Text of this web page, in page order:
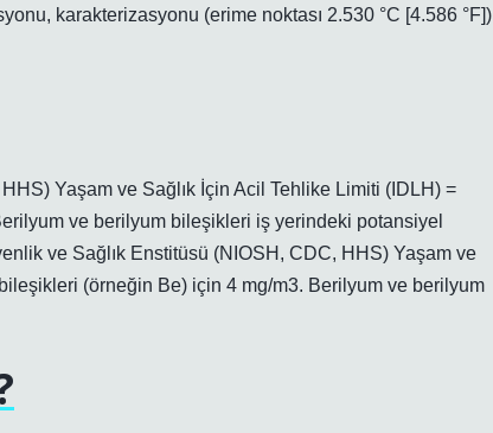
karakterizasyonu (erime noktası 2.530 °C [4.586 °F])
Yaşam ve Sağlık İçin Acil Tehlike Limiti (IDLH) =
ve berilyum bileşikleri iş yerindeki potansiyel
ve Sağlık Enstitüsü (NIOSH, CDC, HHS) Yaşam ve
(örneğin Be) için 4 mg/m3. Berilyum ve berilyum